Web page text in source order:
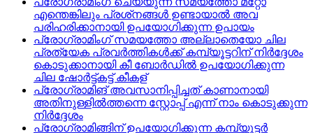
എന്തെങ്കിലും പ്രശ്‌നങ്ങള്‍ ഉണ്ടായാല്‍ അവ
പരിഹരിക്കാനായി ഉപയോഗിക്കുന്ന ഉപായം
പ്രോഗ്രാമിംഗ്‌ സമയത്തോ അല്ലാതെയോ ചില
പ്രത്യേക പ്രവര്‍ത്തികള്‍ക്ക്‌ കമ്പ്യൂട്ടറിന്‌ നിര്‍ദ്ദേശം
കൊടുക്കാനായി കീ ബോര്‍ഡില്‍ ഉപയോഗിക്കുന്ന
ചില ഷോര്‍ട്ട്‌കട്ട്‌ കീകള്
പ്രോഗ്രാമിങ്‌ അവസാനിപ്പിച്ചത്‌ കാണാനായി
അതിനുള്ളില്‍ത്തന്നെ സ്റ്റോപ്പ്‌ എന്ന്‌ നാം കൊടുക്കുന്ന
നിര്‍ദ്ദേശം
പ്രോഗ്രാമിങ്ങിന്‌ ഉപയോഗിക്കുന്ന കമ്പ്യൂട്ടര്‍